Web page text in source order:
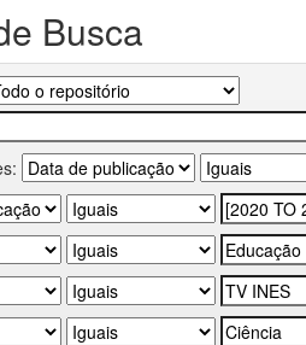
Busca